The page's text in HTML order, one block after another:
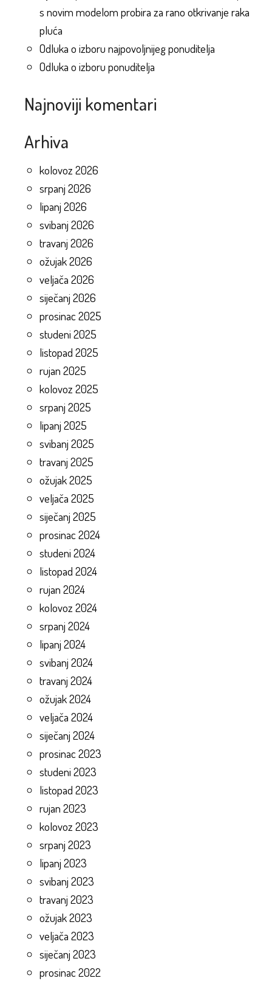
s novim modelom probira za rano otkrivanje raka
pluća
Odluka o izboru najpovoljnijeg ponuditelja
Odluka o izboru ponuditelja
Najnoviji komentari
Arhiva
kolovoz 2026
srpanj 2026
lipanj 2026
svibanj 2026
travanj 2026
ožujak 2026
veljača 2026
siječanj 2026
prosinac 2025
studeni 2025
listopad 2025
rujan 2025
kolovoz 2025
srpanj 2025
lipanj 2025
svibanj 2025
travanj 2025
ožujak 2025
veljača 2025
siječanj 2025
prosinac 2024
studeni 2024
listopad 2024
rujan 2024
kolovoz 2024
srpanj 2024
lipanj 2024
svibanj 2024
travanj 2024
ožujak 2024
veljača 2024
siječanj 2024
prosinac 2023
studeni 2023
listopad 2023
rujan 2023
kolovoz 2023
srpanj 2023
lipanj 2023
svibanj 2023
travanj 2023
ožujak 2023
veljača 2023
siječanj 2023
prosinac 2022